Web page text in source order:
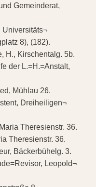
Gemeinderat,
Universitäts¬
8), (182).
H., Kirschentalg. 5b.
der L.=H.=Anstalt,
Mühlau 26.
Dreiheiligen¬
Theresienstr. 36.
Theresienstr. 36.
Bäckerbühelg. 3.
Leopold¬